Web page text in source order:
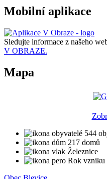
Mobilní aplikace
Sledujte informace z našeho
V OBRAZE.
Mapa
544
217 domů
Železnice
Rok vzniku